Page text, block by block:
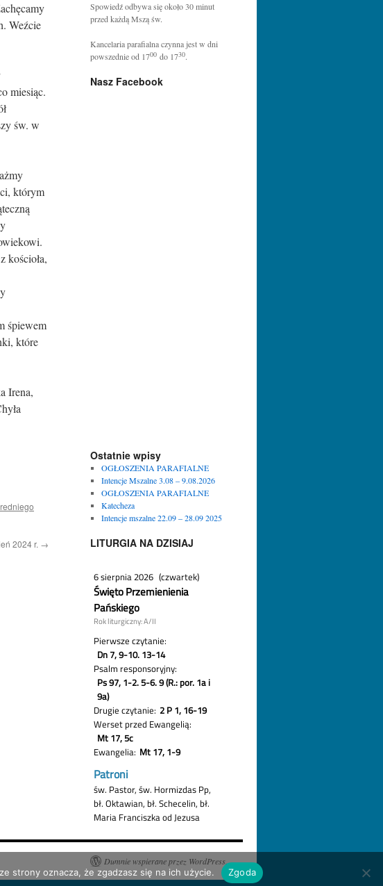
Weźcie
miesiąc.
św. w
którym
kościoła,
śpiewem
które
Irena,
2024 r. →
Spowiedź odbywa się około 30 minut
przed każdą Mszą św.
Kancelaria parafialna czynna jest w dni
powszednie od 1700 do 1730.
Nasz Facebook
Ostatnie wpisy
OGŁOSZENIA PARAFIALNE
Intencje Mszalne 3.08 – 9.08.2026
OGŁOSZENIA PARAFIALNE
Katecheza
Intencje mszalne 22.09 – 28.09 2025
LITURGIA NA DZISIAJ
Dumnie wspierane przez WordPress.
strony oznacza, że zgadzasz się na ich użycie.
Zgoda